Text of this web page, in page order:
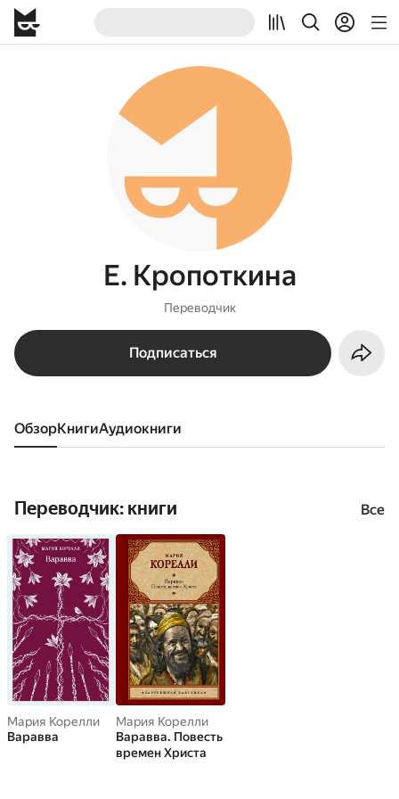
Е. Кропоткина
Переводчик
Подписаться
Обзор книги аудиокниги
Переводчик: книги Все
Мария Корелли
Варавва
Мария Корелли
Варавва. Повесть
времен Христа